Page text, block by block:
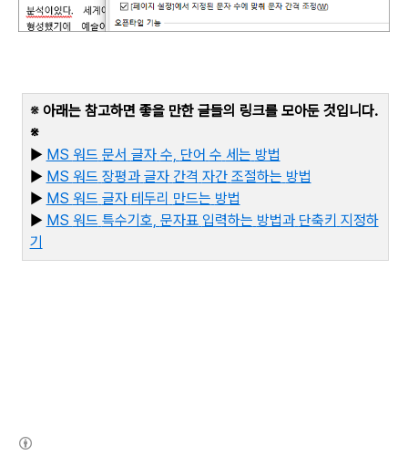
※아래는 참고하면 좋을 만한 글들의 링크를 모아둔 것입니다.
※
▶ MS 워드 문서 글자 수, 단어 수 세는 방법
▶ MS 워드 장평과 글자 간격 자간 조절하는 방법
▶ MS 워드 글자 테두리 만드는 방법
▶ MS 워드 특수기호, 문자표 입력하는 방법과 단축키 지정하
기